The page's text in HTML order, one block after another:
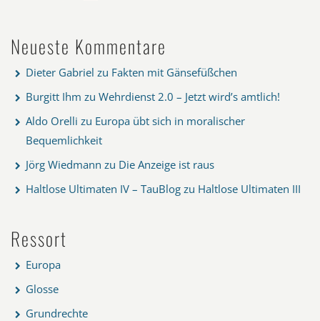
Neueste Kommentare
Dieter Gabriel zu Fakten mit Gänsefüßchen
Burgitt Ihm zu Wehrdienst 2.0 – Jetzt wird’s amtlich!
Aldo Orelli zu Europa übt sich in moralischer
Bequemlichkeit
Jörg Wiedmann zu Die Anzeige ist raus
Haltlose Ultimaten IV – TauBlog zu Haltlose Ultimaten III
Ressort
Europa
Glosse
Grundrechte